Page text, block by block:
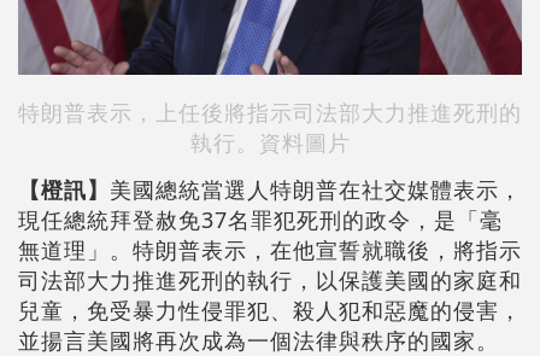
特朗普表示，上任後將指示司法部大力推進死刑的
執行。資料圖片
【橙訊】 美國總統當選人特朗普在社交媒體表示，
現任總統拜登赦免37名罪犯死刑的政令，是「毫
無道理」。特朗普表示，在他宣誓就職後，將指示
司法部大力推進死刑的執行，以保護美國的家庭和
兒童，免受暴力性侵罪犯、殺人犯和惡魔的侵害，
並揚言美國將再次成為一個法律與秩序的國家。